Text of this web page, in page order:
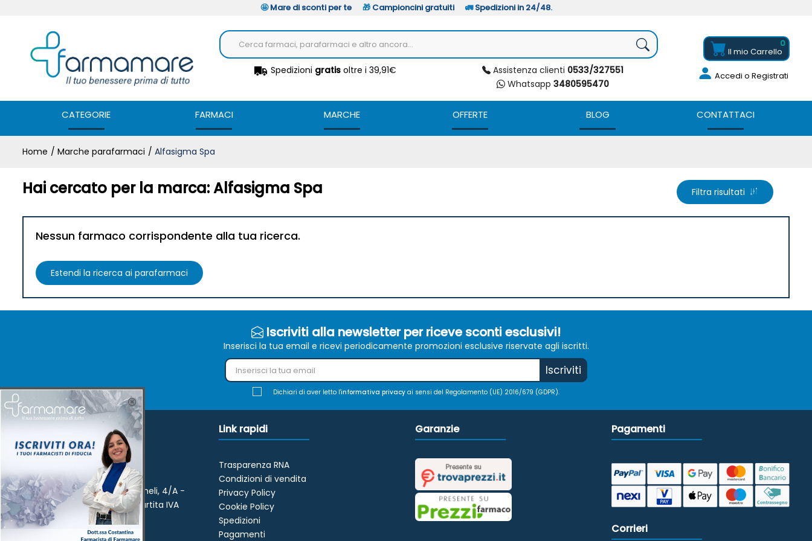
🤩Mare di sconti per te🎁 Campioncini gratuiti 🚛Spedizioni in 24/48.
Spedizioni gratisoltre i 39,91€ Assistenza clienti 0533/327551
Whatsapp3480595470
Il mio Carrello
0
Accedi o Registrati
CATEGORIE FARMACI MARCHE OFFERTE BLOG CONTATTACI
Home Marche parafarmaci Alfasigma Spa
Hai cercato per la marca: Alfasigma Spa Filtra risultati
Nessun farmaco corrispondente alla tua ricerca.
Estendi la ricerca ai parafarmaci
Iscriviti alla newsletter per riceve sconti esclusivi!
Inserisci la tua email e ricevi periodicamente promozioni esclusive riservate agli iscritti.
Iscriviti
Dichiari di aver letto l'informativa privacy ai sensi del Regolamento (UE) 2016/679 (GDPR).
Resi e diritto di recesso
Farmacia Adriatica - Via Mameli, 4/A -
44029 Porto Garibaldi (FE) Partita IVA
01422860385
Link rapidi
Trasparenza RNA
Condizioni di vendita
Privacy Policy
Cookie Policy
Spedizioni
Pagamenti
Garanzie Pagamenti
Corrieri